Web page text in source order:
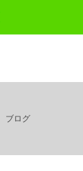
ブログ